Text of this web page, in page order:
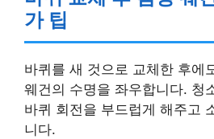
가 팁
바퀴를 새 것으로 교체한 후에
웨건의 수명을 좌우합니다. 청
바퀴 회전을 부드럽게 해주고
니다.